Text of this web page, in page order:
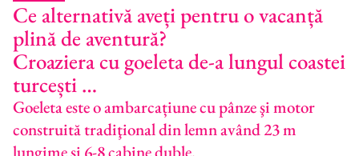
Ce alternativă aveți pentru o vacanță
plină de aventură?
Croaziera cu goeleta de-a lungul coastei
turcești …
Goeleta este o ambarcațiune cu pânze şi motor
construită tradiţional din lemn având 23 m